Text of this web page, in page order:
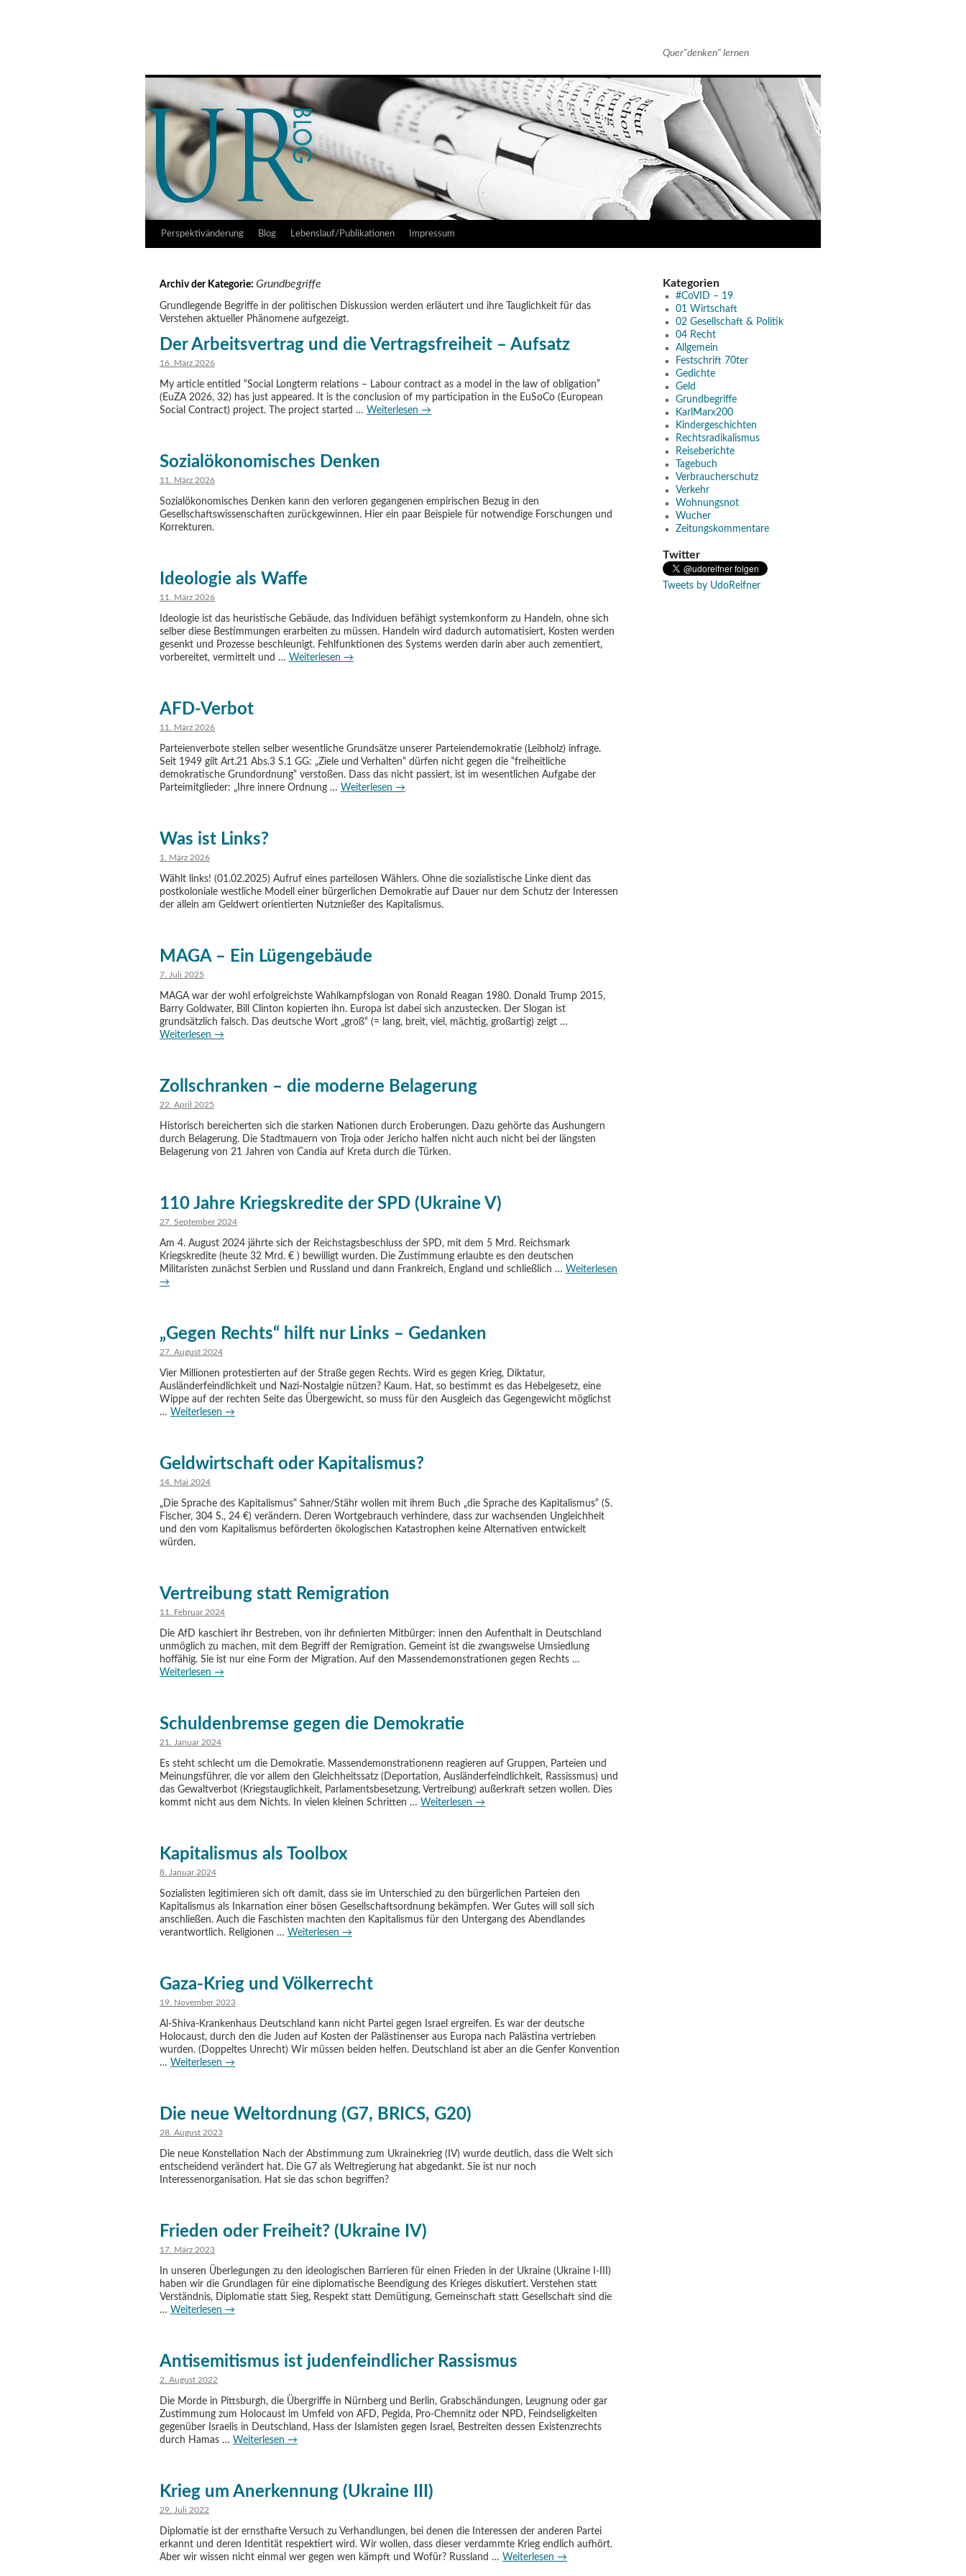
Quer"denken" lernen
Springe
Inhalt
Perspektivänderung Blog Lebenslauf/Publikationen Impressum
Archiv der Kategorie: Grundbegriffe
Grundlegende Begriffe in der politischen Diskussion werden erläutert und ihre Tauglichkeit für das
Verstehen aktueller Phänomene aufgezeigt.
Der Arbeitsvertrag und die Vertragsfreiheit – Aufsatz
16. März 2026
My article entitled “Social Longterm relations – Labour contract as a model in the law of obligation”
(EuZA 2026, 32) has just appeared. It is the conclusion of my participation in the EuSoCo (European
Social Contract) project. The project started … Weiterlesen →
Sozialökonomisches Denken
11. März 2026
Sozialökonomisches Denken kann den verloren gegangenen empirischen Bezug in den
Gesellschaftswissenschaften zurückgewinnen. Hier ein paar Beispiele für notwendige Forschungen und
Korrekturen.
Ideologie als Waffe
11. März 2026
Ideologie ist das heuristische Gebäude, das Individuen befähigt systemkonform zu Handeln, ohne sich
selber diese Bestimmungen erarbeiten zu müssen. Handeln wird dadurch automatisiert, Kosten werden
gesenkt und Prozesse beschleunigt. Fehlfunktionen des Systems werden darin aber auch zementiert,
vorbereitet, vermittelt und … Weiterlesen →
AFD-Verbot
11. März 2026
Parteienverbote stellen selber wesentliche Grundsätze unserer Parteiendemokratie (Leibholz) infrage.
Seit 1949 gilt Art.21 Abs.3 S.1 GG: „Ziele und Verhalten“ dürfen nicht gegen die “freiheitliche
demokratische Grundordnung“ verstoßen. Dass das nicht passiert, ist im wesentlichen Aufgabe der
Parteimitglieder: „Ihre innere Ordnung … Weiterlesen →
Was ist Links?
1. März 2026
Wählt links! (01.02.2025) Aufruf eines parteilosen Wählers. Ohne die sozialistische Linke dient das
postkoloniale westliche Modell einer bürgerlichen Demokratie auf Dauer nur dem Schutz der Interessen
der allein am Geldwert orientierten Nutznießer des Kapitalismus.
MAGA – Ein Lügengebäude
7. Juli 2025
MAGA war der wohl erfolgreichste Wahlkampfslogan von Ronald Reagan 1980. Donald Trump 2015,
Barry Goldwater, Bill Clinton kopierten ihn. Europa ist dabei sich anzustecken. Der Slogan ist
grundsätzlich falsch. Das deutsche Wort „groß“ (= lang, breit, viel, mächtig, großartig) zeigt …
Weiterlesen →
Zollschranken – die moderne Belagerung
22. April 2025
Historisch bereicherten sich die starken Nationen durch Eroberungen. Dazu gehörte das Aushungern
durch Belagerung. Die Stadtmauern von Troja oder Jericho halfen nicht auch nicht bei der längsten
Belagerung von 21 Jahren von Candia auf Kreta durch die Türken.
110 Jahre Kriegskredite der SPD (Ukraine V)
27. September 2024
Am 4. August 2024 jährte sich der Reichstagsbeschluss der SPD, mit dem 5 Mrd. Reichsmark
Kriegskredite (heute 32 Mrd. € ) bewilligt wurden. Die Zustimmung erlaubte es den deutschen
Militaristen zunächst Serbien und Russland und dann Frankreich, England und schließlich … Weiterlesen
→
„Gegen Rechts“ hilft nur Links – Gedanken
27. August 2024
Vier Millionen protestierten auf der Straße gegen Rechts. Wird es gegen Krieg, Diktatur,
Ausländerfeindlichkeit und Nazi-Nostalgie nützen? Kaum. Hat, so bestimmt es das Hebelgesetz, eine
Wippe auf der rechten Seite das Übergewicht, so muss für den Ausgleich das Gegengewicht möglichst
… Weiterlesen →
Geldwirtschaft oder Kapitalismus?
14. Mai 2024
„Die Sprache des Kapitalismus“ Sahner/Stähr wollen mit ihrem Buch „die Sprache des Kapitalismus“ (S.
Fischer, 304 S., 24 €) verändern. Deren Wortgebrauch verhindere, dass zur wachsenden Ungleichheit
und den vom Kapitalismus beförderten ökologischen Katastrophen keine Alternativen entwickelt
würden.
Vertreibung statt Remigration
11. Februar 2024
Die AfD kaschiert ihr Bestreben, von ihr definierten Mitbürger: innen den Aufenthalt in Deutschland
unmöglich zu machen, mit dem Begriff der Remigration. Gemeint ist die zwangsweise Umsiedlung
hoffähig. Sie ist nur eine Form der Migration. Auf den Massendemonstrationen gegen Rechts …
Weiterlesen →
Schuldenbremse gegen die Demokratie
21. Januar 2024
Es steht schlecht um die Demokratie. Massendemonstrationenn reagieren auf Gruppen, Parteien und
Meinungsführer, die vor allem den Gleichheitssatz (Deportation, Ausländerfeindlichkeit, Rassissmus) und
das Gewaltverbot (Kriegstauglichkeit, Parlamentsbesetzung, Vertreibung) außerkraft setzen wollen. Dies
kommt nicht aus dem Nichts. In vielen kleinen Schritten … Weiterlesen →
Kapitalismus als Toolbox
8. Januar 2024
Sozialisten legitimieren sich oft damit, dass sie im Unterschied zu den bürgerlichen Parteien den
Kapitalismus als Inkarnation einer bösen Gesellschaftsordnung bekämpfen. Wer Gutes will soll sich
anschließen. Auch die Faschisten machten den Kapitalismus für den Untergang des Abendlandes
verantwortlich. Religionen … Weiterlesen →
Gaza-Krieg und Völkerrecht
19. November 2023
Al-Shiva-Krankenhaus Deutschland kann nicht Partei gegen Israel ergreifen. Es war der deutsche
Holocaust, durch den die Juden auf Kosten der Palästinenser aus Europa nach Palästina vertrieben
wurden. (Doppeltes Unrecht) Wir müssen beiden helfen. Deutschland ist aber an die Genfer Konvention
… Weiterlesen →
Die neue Weltordnung (G7, BRICS, G20)
28. August 2023
Die neue Konstellation Nach der Abstimmung zum Ukrainekrieg (IV) wurde deutlich, dass die Welt sich
entscheidend verändert hat. Die G7 als Weltregierung hat abgedankt. Sie ist nur noch
Interessenorganisation. Hat sie das schon begriffen?
Frieden oder Freiheit? (Ukraine IV)
17. März 2023
In unseren Überlegungen zu den ideologischen Barrieren für einen Frieden in der Ukraine (Ukraine I-III)
haben wir die Grundlagen für eine diplomatische Beendigung des Krieges diskutiert. Verstehen statt
Verständnis, Diplomatie statt Sieg, Respekt statt Demütigung, Gemeinschaft statt Gesellschaft sind die
… Weiterlesen →
Antisemitismus ist judenfeindlicher Rassismus
2. August 2022
Die Morde in Pittsburgh, die Übergriffe in Nürnberg und Berlin, Grabschändungen, Leugnung oder gar
Zustimmung zum Holocaust im Umfeld von AFD, Pegida, Pro-Chemnitz oder NPD, Feindseligkeiten
gegenüber Israelis in Deutschland, Hass der Islamisten gegen Israel, Bestreiten dessen Existenzrechts
durch Hamas … Weiterlesen →
Krieg um Anerkennung (Ukraine III)
29. Juli 2022
Diplomatie ist der ernsthafte Versuch zu Verhandlungen, bei denen die Interessen der anderen Partei
erkannt und deren Identität respektiert wird. Wir wollen, dass dieser verdammte Krieg endlich aufhört.
Aber wir wissen nicht einmal wer gegen wen kämpft und Wofür? Russland … Weiterlesen →
Kategorien
#CoVID – 19
01 Wirtschaft
02 Gesellschaft & Politik
04 Recht
Allgemein
Festschrift 70ter
Gedichte
Geld
Grundbegriffe
KarlMarx200
Kindergeschichten
Rechtsradikalismus
Reiseberichte
Tagebuch
Verbraucherschutz
Verkehr
Wohnungsnot
Wucher
Zeitungskommentare
Twitter
Tweets by UdoReifner